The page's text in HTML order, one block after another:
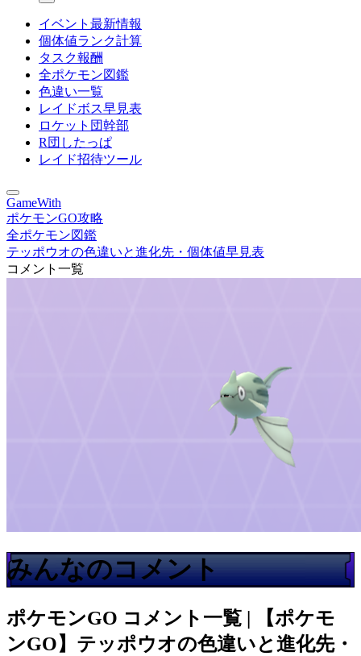
イベント最新情報
個体値ランク計算
タスク報酬
全ポケモン図鑑
色違い一覧
レイドボス早見表
ロケット団幹部
R団したっぱ
レイド招待ツール
GameWith
ポケモンGO攻略
全ポケモン図鑑
テッポウオの色違いと進化先・個体値早見表
コメント一覧
みんなのコメント
ポケモンGO コメント一覧 | 【ポケモ
ンGO】テッポウオの色違いと進化先・